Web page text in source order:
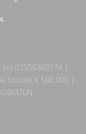
03556360174 |
Sociale € 500.000 |